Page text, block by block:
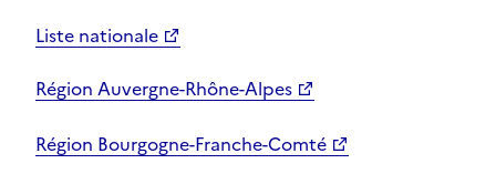
Liste nationale
Région Auvergne-Rhône-Alpes
Région Bourgogne-Franche-Comté